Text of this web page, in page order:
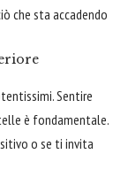
che sta accadendo
Sentire
è fondamentale.
o se ti invita